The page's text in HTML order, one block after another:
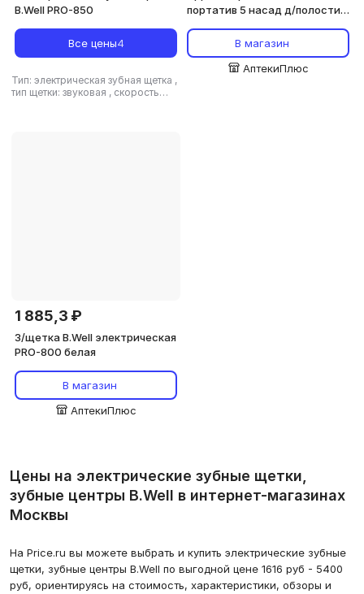
B.Well PRO-850
Все цены4
Тип: электрическая зубная щетка ,
тип щетки: звуковая , скорость
портатив 5 насад д/полости
В магазин
АптекиПлюс
1 885,3 ₽
З/щетка B.Well электрическая
PRO-800 белая
В магазин
АптекиПлюс
Цены на электрические зубные щетки,
зубные центры B.Well в интернет-магазинах
Москвы
На Price.ru вы можете выбрать и купить электрические зубные
щетки, зубные центры B.Well по выгодной цене 1616 руб - 5400
руб, ориентируясь на стоимость, характеристики, обзоры и